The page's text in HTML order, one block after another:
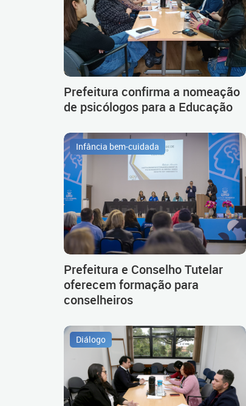
Prefeitura confirma a nomeação
de psicólogos para a Educação
Infância bem-cuidada
Prefeitura e Conselho Tutelar
oferecem formação para
conselheiros
Diálogo